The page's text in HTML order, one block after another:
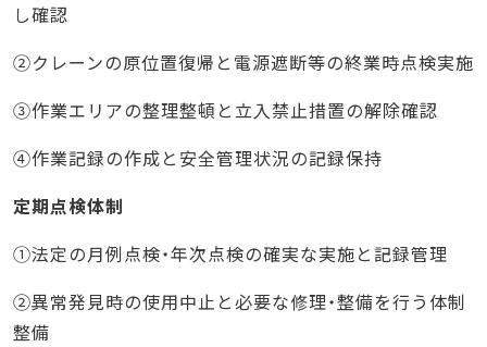
し確認
②クレーンの原位置復帰と電源遮断等の終業時点検実施
③作業エリアの整理整頓と立入禁止措置の解除確認
④作業記録の作成と安全管理状況の記録保持
定期点検体制
①法定の月例点検・年次点検の確実な実施と記録管理
②異常発見時の使用中止と必要な修理・整備を行う体制
整備